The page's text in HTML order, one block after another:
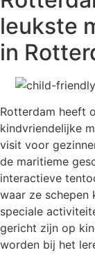
leukste
in
Rotterdam heeft
kindvriendelijke
visit voor
de maritieme
interactieve
waar ze schepen
speciale
gericht zijn op
worden bij het